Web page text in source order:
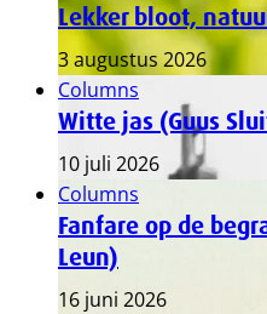
Lekker bloot,
3 augustus 2026
Columns
Witte jas (Guus
10 juli 2026
Columns
Fanfare op de
Leun)
16 juni 2026